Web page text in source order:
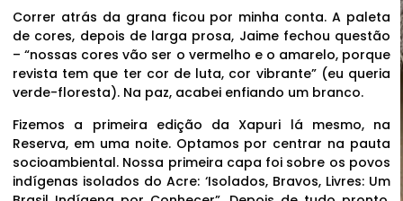
Correr atrás da grana ficou por minha conta. A paleta
de cores, depois de larga prosa, Jaime fechou questão
– “nossas cores vão ser o vermelho e o amarelo, porque
revista tem que ter cor de luta, cor vibrante” (eu queria
verde-floresta). Na paz, acabei enfiando um branco.
Fizemos a primeira edição da Xapuri lá mesmo, na
Reserva, em uma noite. Optamos por centrar na pauta
socioambiental. Nossa primeira capa foi sobre os povos
indígenas isolados do Acre: ‘Isolados, Bravos, Livres: Um